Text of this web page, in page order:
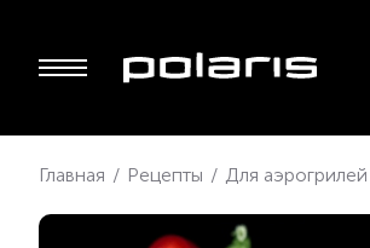
Главная / Рецепты / Для аэрогрилей